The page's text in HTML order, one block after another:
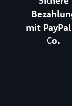
mit
Co.